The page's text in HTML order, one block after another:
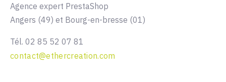
Agence expert PrestaShop
Angers (49) et Bourg-en-bresse (01)
Tél. 02 85 52 07 81
contact@ethercreation.com